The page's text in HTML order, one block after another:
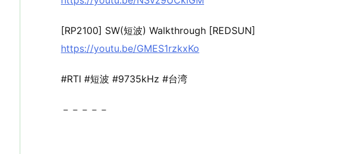
[RP2100] SW(短波) Walkthrough [REDSUN]
https://youtu.be/GMES1rzkxKo
#RTI #短波 #9735kHz #台湾
－－－－－